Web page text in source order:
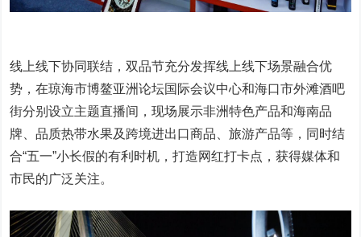
线上线下协同联结，双品节充分发挥线上线下场景融合优
势，在琼海市博鳌亚洲论坛国际会议中心和海口市外滩酒吧
街分别设立主题直播间，现场展示非洲特色产品和海南品
牌、品质热带水果及跨境进出口商品、旅游产品等，同时结
合“五一”小长假的有利时机，打造网红打卡点，获得媒体和
市民的广泛关注。